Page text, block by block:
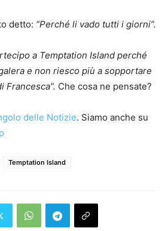
detto: “Perché li vado tutti i giorni”.
a Temptation Island perché
e non riesco più a sopportare
Francesca”. Che cosa ne pensate?
delle Notizie. Siamo anche su
Temptation Island